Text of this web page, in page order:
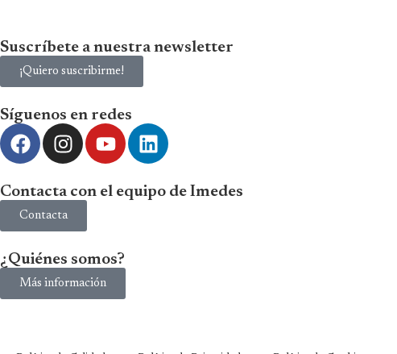
Suscríbete a nuestra newsletter
¡Quiero suscribirme!
Síguenos en redes
Contacta con el equipo de Imedes
Contacta
¿Quiénes somos?
Más información